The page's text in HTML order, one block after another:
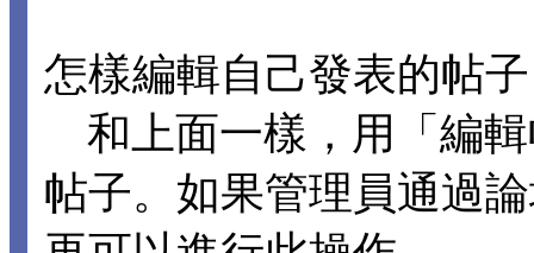
怎樣編輯自己發表的帖
和上面一樣，用「編
帖子。如果管理員通過